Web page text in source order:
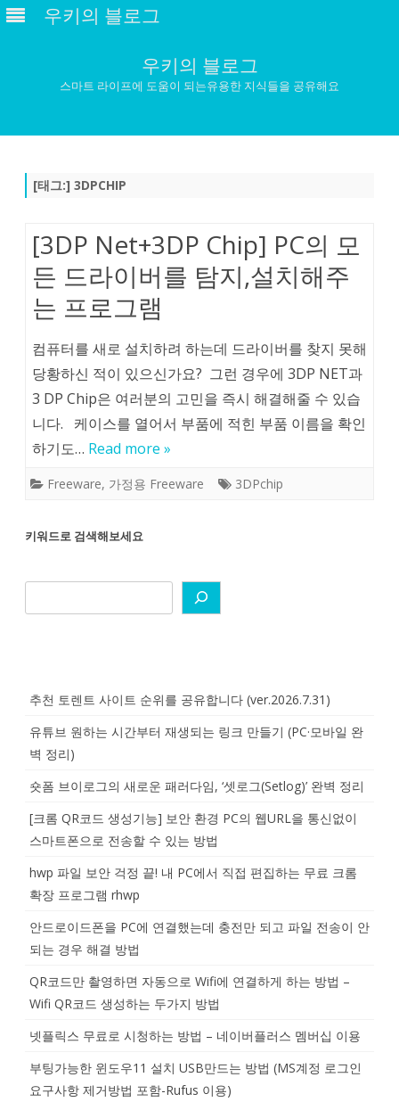
우키의 블로그
우키의 블로그
스마트 라이프에 도움이 되는유용한 지식들을 공유해요
[태그:] 3DPCHIP
[3DP Net+3DP Chip] PC의 모
든 드라이버를 탐지,설치해주
는 프로그램
컴퓨터를 새로 설치하려 하는데 드라이버를 찾지 못해
당황하신 적이 있으신가요? 그런 경우에 3DP NET과
3 DP Chip은 여러분의 고민을 즉시 해결해줄 수 있습
니다. 케이스를 열어서 부품에 적힌 부품 이름을 확인
하기도… Read more »
Freeware, 가정용 Freeware 3DPchip
키워드로 검색해보세요
추천 토렌트 사이트 순위를 공유합니다 (ver.2026.7.31)
유튜브 원하는 시간부터 재생되는 링크 만들기 (PC·모바일 완
벽 정리)
숏폼 브이로그의 새로운 패러다임, ‘셋로그(Setlog)’ 완벽 정리
[크롬 QR코드 생성기능] 보안 환경 PC의 웹URL을 통신없이
스마트폰으로 전송할 수 있는 방법
hwp 파일 보안 걱정 끝! 내 PC에서 직접 편집하는 무료 크롬
확장 프로그램 rhwp
안드로이드폰을 PC에 연결했는데 충전만 되고 파일 전송이 안
되는 경우 해결 방법
QR코드만 촬영하면 자동으로 Wifi에 연결하게 하는 방법 –
Wifi QR코드 생성하는 두가지 방법
넷플릭스 무료로 시청하는 방법 – 네이버플러스 멤버십 이용
부팅가능한 윈도우11 설치 USB만드는 방법 (MS계정 로그인
요구사항 제거방법 포함-Rufus 이용)